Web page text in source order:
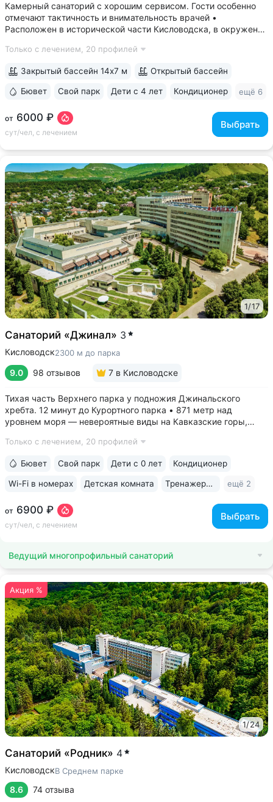
Камерный санаторий с хорошим сервисом. Гости особенно
отмечают тактичность и внимательность врачей •
Расположен в исторической части Кисловодска, в окружении
лестницы и входа в Курортный парк • Территория 3,2 га
Только с лечением, 20 профилей
от 6000 ₽
сут/чел, с лечением
Выбрать
Закрытый бассейн 14х7 м Открытый бассейн
Бювет Свой парк Дети с 4 лет Кондиционер ещё 6
1/17
Санаторий «Джинал» 3
Кисловодск2300 м до парка
9.0 98 отзывов 7 в Кисловодске
Тихая часть Верхнего парка у подножия Джинальского
хребта. 12 минут до Курортного парка • 871 метр над
уровнем моря ­— невероятные виды на Кавказские горы,
расположены лучшие смотровые площадки Кисловодска •
Только с лечением, 20 профилей
от 6900 ₽
сут/чел, с лечением
Выбрать
Бювет Свой парк Дети с 0 лет Кондиционер
Wi-Fi в номерах Детская комната Тренажерный зал ещё 2
Ведущий многопрофильный санаторий
Акция %
1/24
Санаторий «Родник» 4
КисловодскВ Среднем парке
8.6 74 отзыва